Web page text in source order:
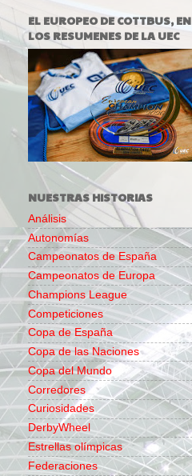
EL EUROPEO DE COTTBUS, EN
LOS RESUMENES DE LA UEC
NUESTRAS HISTORIAS
Análisis
Autonomías
Campeonatos de España
Campeonatos de Europa
Champions League
Competiciones
Copa de España
Copa de las Naciones
Copa del Mundo
Corredores
Curiosidades
DerbyWheel
Estrellas olímpicas
Federaciones